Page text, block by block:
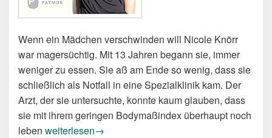
Wenn ein Mädchen verschwinden will Nicole Knörr
war magersüchtig. Mit 13 Jahren begann sie, immer
weniger zu essen. Sie aß am Ende so wenig, dass sie
schließlich als Notfall in eine Spezialklinik kam. Der
Arzt, der sie untersuchte, konnte kaum glauben, dass
sie mit ihrem geringen Bodymaßindex überhaupt noch
leben Nicole Knörr: Magere Jahre. Wie ich meine
weiterlesen→